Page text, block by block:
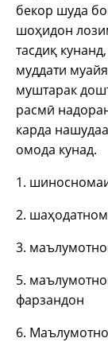
бекор шуда
шоҳидон
тасдиқ
муддати
муштарак
расмӣ
карда
омода кунад.
1.
2.
3.
5.
фарзандон
6.